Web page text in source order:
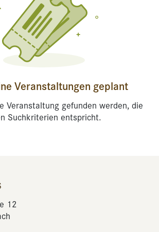
Veranstaltungen geplant
Veranstaltung gefunden werden, die
Suchkriterien entspricht.
12